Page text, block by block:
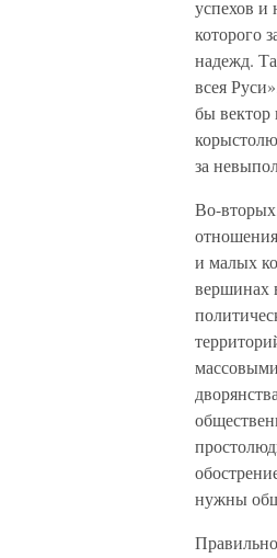
успехов и
которого
надежд.
всея
бы вектор
за
Во-
и малых
вершинах
нужны